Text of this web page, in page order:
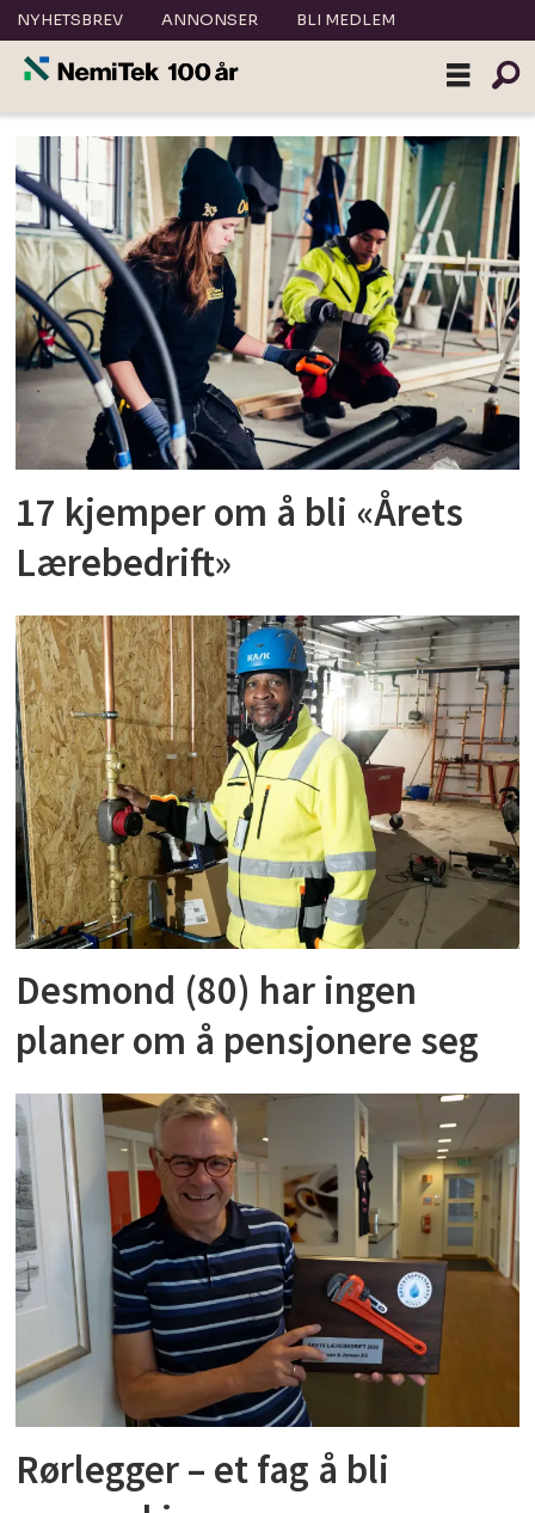
NYHETSBREV ANNONSER BLI MEDLEM
Tag:
eriksen
jensen
17 kjemper om å bli «Årets
Lærebedrift»
Desmond (80) har ingen
planer om å pensjonere seg
Rørlegger – et fag å bli